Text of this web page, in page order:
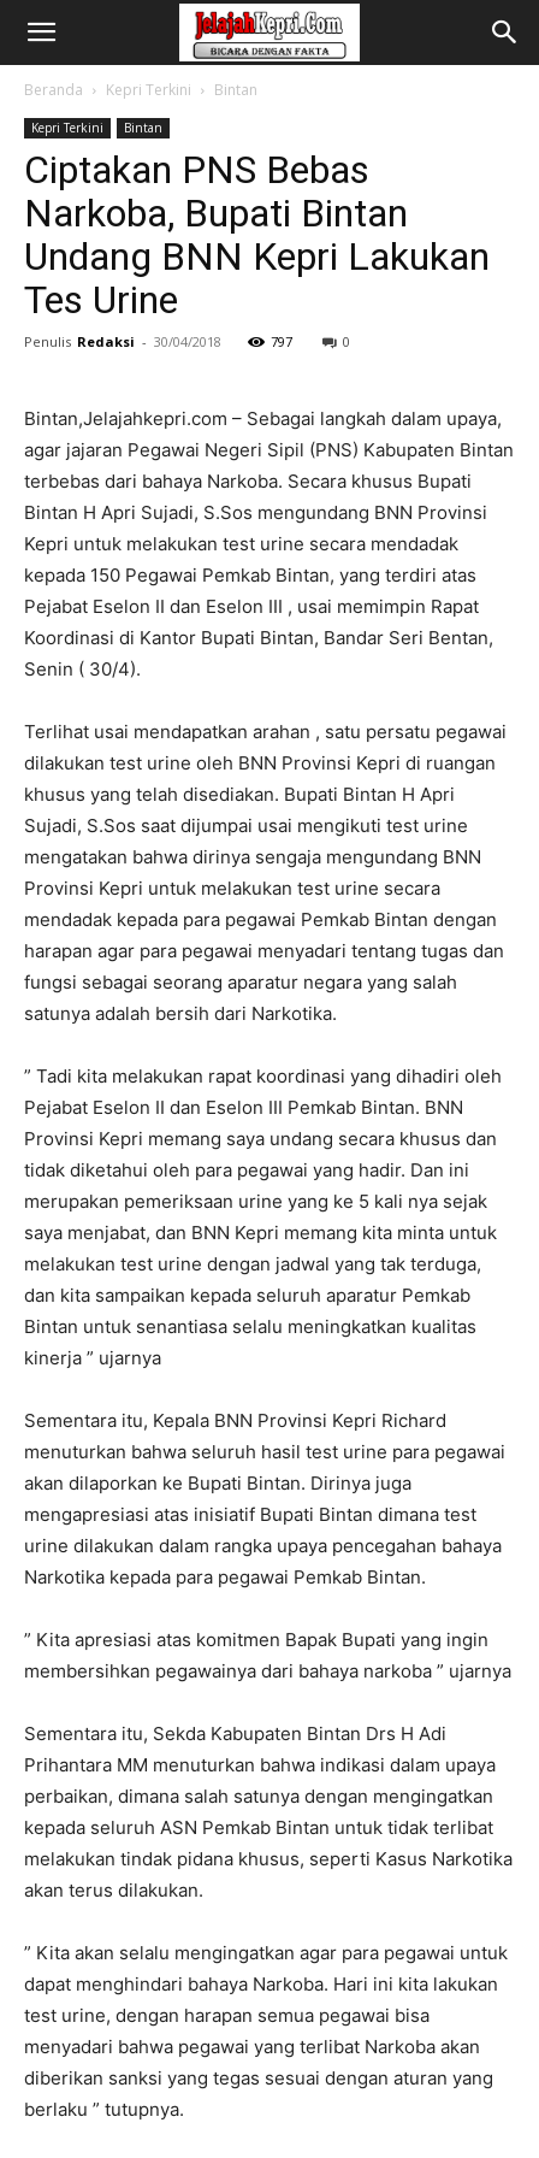
Beranda Kepri Terkini Bintan
Kepri Terkini Bintan
Ciptakan PNS Bebas
Narkoba, Bupati Bintan
Undang BNN Kepri Lakukan
Tes Urine
Penulis Redaksi - 30/04/2018 797 0
Bintan,Jelajahkepri.com – Sebagai langkah dalam upaya,
agar jajaran Pegawai Negeri Sipil (PNS) Kabupaten Bintan
terbebas dari bahaya Narkoba. Secara khusus Bupati
Bintan H Apri Sujadi, S.Sos mengundang BNN Provinsi
Kepri untuk melakukan test urine secara mendadak
kepada 150 Pegawai Pemkab Bintan, yang terdiri atas
Pejabat Eselon II dan Eselon III , usai memimpin Rapat
Koordinasi di Kantor Bupati Bintan, Bandar Seri Bentan,
Senin ( 30/4).
Terlihat usai mendapatkan arahan , satu persatu pegawai
dilakukan test urine oleh BNN Provinsi Kepri di ruangan
khusus yang telah disediakan. Bupati Bintan H Apri
Sujadi, S.Sos saat dijumpai usai mengikuti test urine
mengatakan bahwa dirinya sengaja mengundang BNN
Provinsi Kepri untuk melakukan test urine secara
mendadak kepada para pegawai Pemkab Bintan dengan
harapan agar para pegawai menyadari tentang tugas dan
fungsi sebagai seorang aparatur negara yang salah
satunya adalah bersih dari Narkotika.
” Tadi kita melakukan rapat koordinasi yang dihadiri oleh
Pejabat Eselon II dan Eselon III Pemkab Bintan. BNN
Provinsi Kepri memang saya undang secara khusus dan
tidak diketahui oleh para pegawai yang hadir. Dan ini
merupakan pemeriksaan urine yang ke 5 kali nya sejak
saya menjabat, dan BNN Kepri memang kita minta untuk
melakukan test urine dengan jadwal yang tak terduga,
dan kita sampaikan kepada seluruh aparatur Pemkab
Bintan untuk senantiasa selalu meningkatkan kualitas
kinerja ” ujarnya
Sementara itu, Kepala BNN Provinsi Kepri Richard
menuturkan bahwa seluruh hasil test urine para pegawai
akan dilaporkan ke Bupati Bintan. Dirinya juga
mengapresiasi atas inisiatif Bupati Bintan dimana test
urine dilakukan dalam rangka upaya pencegahan bahaya
Narkotika kepada para pegawai Pemkab Bintan.
” Kita apresiasi atas komitmen Bapak Bupati yang ingin
membersihkan pegawainya dari bahaya narkoba ” ujarnya
Sementara itu, Sekda Kabupaten Bintan Drs H Adi
Prihantara MM menuturkan bahwa indikasi dalam upaya
perbaikan, dimana salah satunya dengan mengingatkan
kepada seluruh ASN Pemkab Bintan untuk tidak terlibat
melakukan tindak pidana khusus, seperti Kasus Narkotika
akan terus dilakukan.
” Kita akan selalu mengingatkan agar para pegawai untuk
dapat menghindari bahaya Narkoba. Hari ini kita lakukan
test urine, dengan harapan semua pegawai bisa
menyadari bahwa pegawai yang terlibat Narkoba akan
diberikan sanksi yang tegas sesuai dengan aturan yang
berlaku ” tutupnya.